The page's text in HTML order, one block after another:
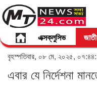
এক্সক্লুসিভ
বৃহস্পতিবার, ০৮ মে, ২০২৫,
এবার যে নির্দেশনা